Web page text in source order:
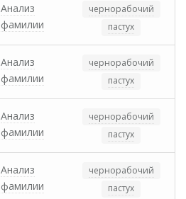
Анализ
фамилии
чернорабочий
пастух
Анализ
фамилии
чернорабочий
пастух
Анализ
фамилии
чернорабочий
пастух
Анализ
фамилии
чернорабочий
пастух